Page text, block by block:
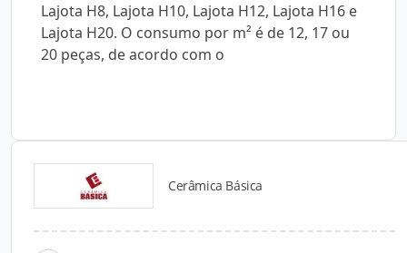
Lajota H8, Lajota H10, Lajota H12, Lajota H16 e
Lajota H20. O consumo por m² é de 12, 17 ou
20 peças, de acordo com o
Cerâmica Básica
Catálogos para Download